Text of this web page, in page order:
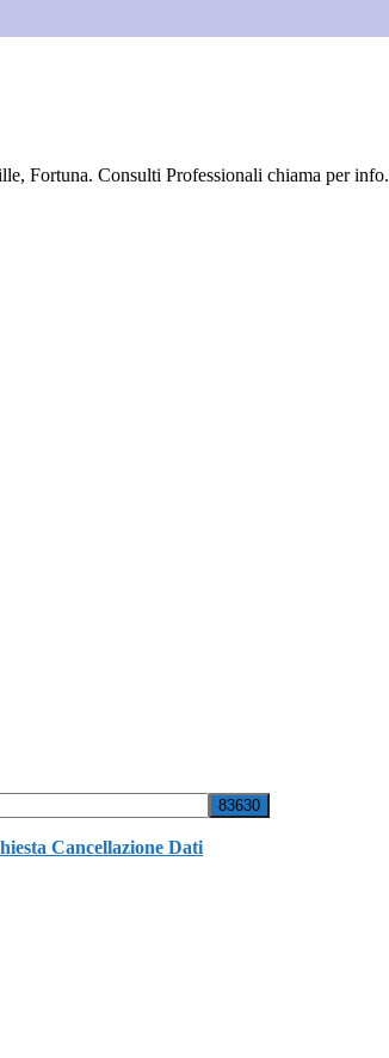
Fortuna. Consulti Professionali chiama per info.
Cancellazione Dati